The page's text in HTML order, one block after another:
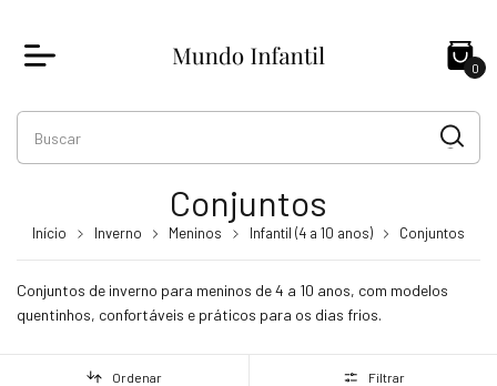
0
Conjuntos
Início Inverno Meninos Infantil (4 a 10 anos) Conjuntos
Conjuntos de inverno para meninos de 4 a 10 anos, com modelos
quentinhos, confortáveis e práticos para os dias frios.
Ordenar Filtrar